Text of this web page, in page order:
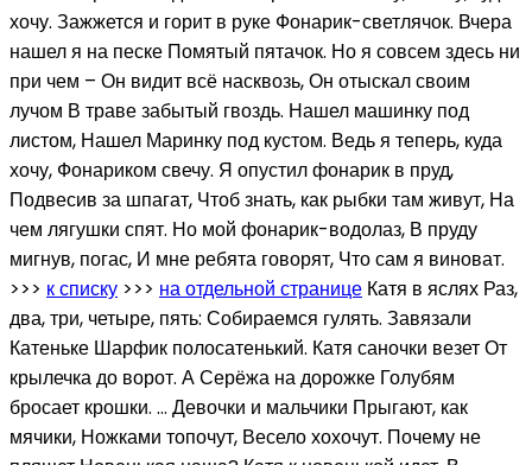
хочу. Зажжется и горит в руке Фонарик-светлячок. Вчера
нашел я на песке Помятый пятачок. Но я совсем здесь ни
при чем – Он видит всё насквозь, Он отыскал своим
лучом В траве забытый гвоздь. Нашел машинку под
листом, Нашел Маринку под кустом. Ведь я теперь, куда
хочу, Фонариком свечу. Я опустил фонарик в пруд,
Подвесив за шпагат, Чтоб знать, как рыбки там живут, На
чем лягушки спят. Но мой фонарик-водолаз, В пруду
мигнув, погас, И мне ребята говорят, Что сам я виноват.
>>> к списку >>> на отдельной странице Катя в яслях Раз,
два, три, четыре, пять: Собираемся гулять. Завязали
Катеньке Шарфик полосатенький. Катя саночки везет От
крылечка до ворот. А Серёжа на дорожке Голубям
бросает крошки. … Девочки и мальчики Прыгают, как
мячики, Ножками топочут, Весело хохочут. Почему не